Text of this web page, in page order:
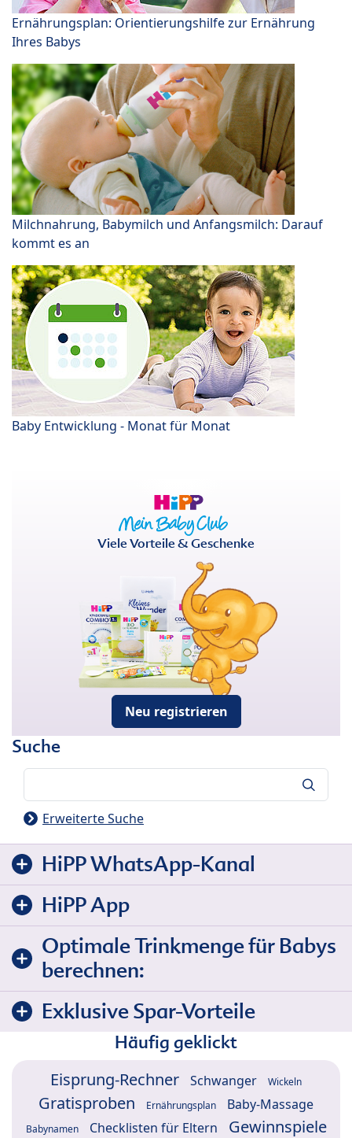
Ernährungsplan: Orientierungshilfe zur Ernährung
Ihres Babys
Milchnahrung, Babymilch und Anfangsmilch: Darauf
kommt es an
Baby Entwicklung - Monat für Monat
Viele Vorteile & Geschenke
Neu registrieren
Suche
Erweiterte Suche
HiPP WhatsApp-Kanal
HiPP App
Optimale Trinkmenge für Babys
berechnen:
Exklusive Spar-Vorteile
Häufig geklickt
Eisprung-Rechner Schwanger Wickeln
Gratisproben Ernährungsplan Baby-Massage
Babynamen Checklisten für Eltern
Gewinnspiele